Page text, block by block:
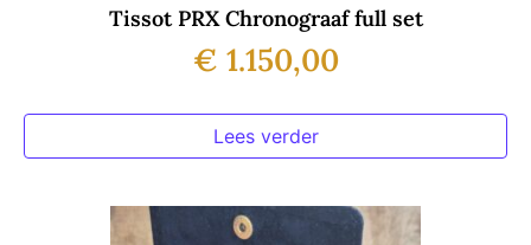
Tissot PRX Chronograaf full set
€ 1.150,00
Lees verder